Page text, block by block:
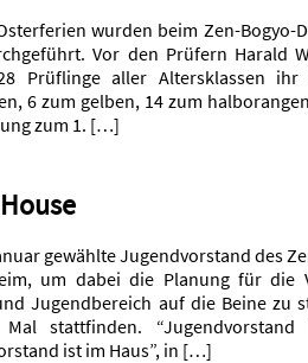
wurden beim Zen-Bogyo-
Vor den Prüfern Harald
Prüflinge aller Altersklassen
6 zum gelben, 14 zum
zum 1. […]
gewählte Jugendvorstand des
um dabei die Planung für die
Jugendbereich auf die Beine zu
Mal stattfinden.
ist im Haus”, in […]